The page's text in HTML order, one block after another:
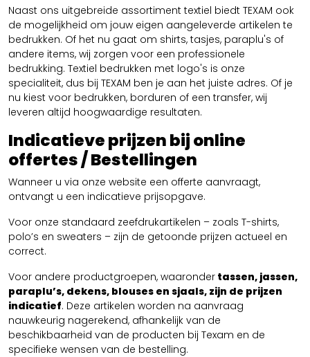
Naast ons uitgebreide assortiment textiel biedt TEXAM ook
de mogelijkheid om jouw eigen aangeleverde artikelen te
bedrukken. Of het nu gaat om shirts, tasjes, paraplu's of
andere items, wij zorgen voor een professionele
bedrukking. Textiel bedrukken met logo's is onze
specialiteit, dus bij TEXAM ben je aan het juiste adres. Of je
nu kiest voor bedrukken, borduren of een transfer, wij
leveren altijd hoogwaardige resultaten.
Indicatieve prijzen bij online
offertes / Bestellingen
Wanneer u via onze website een offerte aanvraagt,
ontvangt u een indicatieve prijsopgave.
Voor onze standaard zeefdrukartikelen – zoals T-shirts,
polo’s en sweaters – zijn de getoonde prijzen actueel en
correct.
Voor andere productgroepen, waaronder tassen, jassen,
paraplu’s, dekens, blouses en sjaals, zijn de prijzen
indicatief. Deze artikelen worden na aanvraag
nauwkeurig nagerekend, afhankelijk van de
beschikbaarheid van de producten bij Texam en de
specifieke wensen van de bestelling.